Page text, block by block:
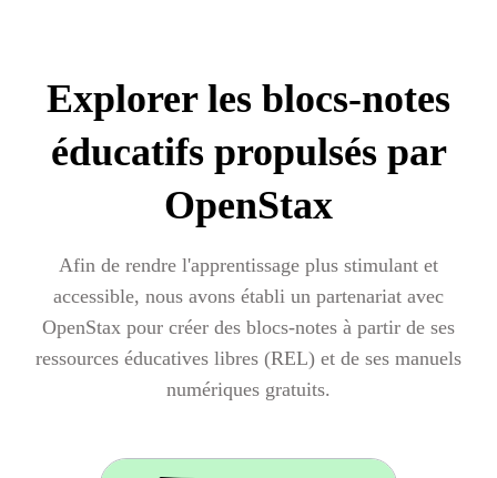
Explorer les blocs-notes
éducatifs propulsés par
OpenStax
Afin de rendre l'apprentissage plus stimulant et
accessible, nous avons établi un partenariat avec
OpenStax pour créer des blocs-notes à partir de ses
ressources éducatives libres (REL) et de ses manuels
numériques gratuits.